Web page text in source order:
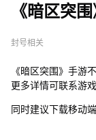
《暗区突
封号相关
《暗区突围》手游
更多详情可联系游戏
同时建议下载移动